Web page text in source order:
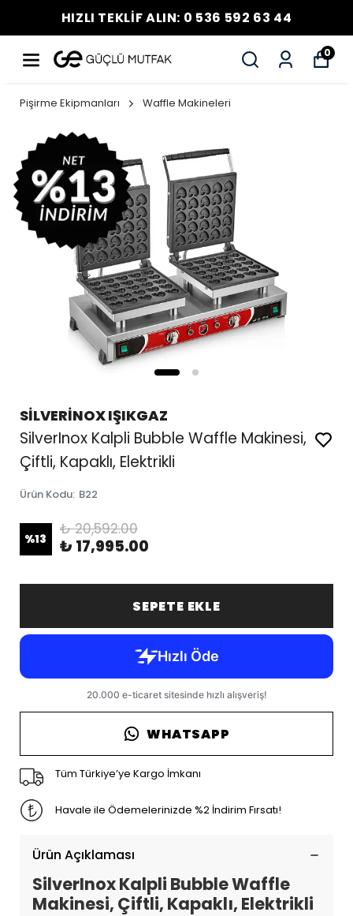
HIZLI TEKLİF ALIN: 0 536 592 63 44
0
Pişirme Ekipmanları Waffle Makineleri
SİLVERİNOX IŞIKGAZ
SilverInox Kalpli Bubble Waffle Makinesi,
Çiftli, Kapaklı, Elektrikli
Ürün Kodu: B22
%13
₺ 20,592.00
₺ 17,995.00
SEPETE EKLE
WHATSAPP
Tüm Türkiye’ye Kargo İmkanı
Havale ile Ödemelerinizde %2 İndirim Fırsatı!
Ürün Açıklaması
SilverInox Kalpli Bubble Waffle
Makinesi, Çiftli, Kapaklı, Elektrikli